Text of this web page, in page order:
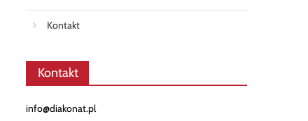
Kontakt
Kontakt
info@diakonat.pl